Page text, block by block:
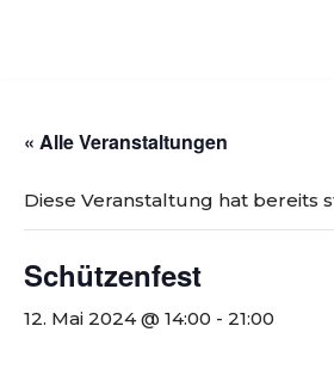
« Alle Veranstaltungen
Diese Veranstaltung hat bereits
Schützenfest
12. Mai 2024 @ 14:00 - 21:00